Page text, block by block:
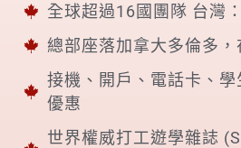
全球超過16國團隊 台灣
總部座落加拿大多倫多
接機、開戶、電話卡、
優惠
世界權威打工遊學雜誌